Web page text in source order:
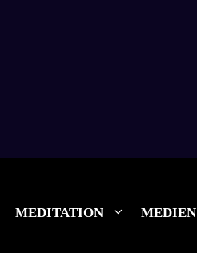
MEDITATION MEDIEN